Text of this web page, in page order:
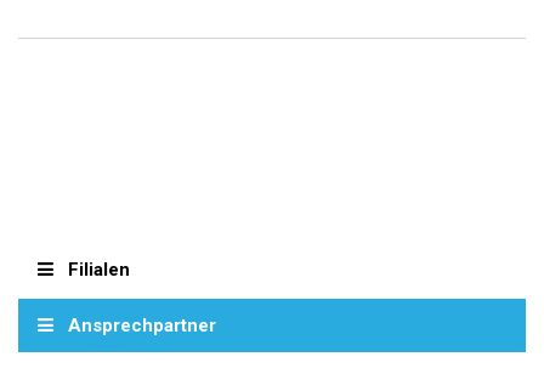
Filialen
Ansprechpartner